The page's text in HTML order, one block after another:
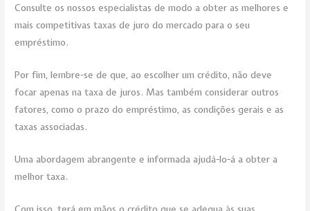
Consulte os nossos especialistas de modo a obter as melhores e
mais competitivas taxas de juro do mercado para o seu
empréstimo.
Por fim, lembre-se de que, ao escolher um crédito, não deve
focar apenas na taxa de juros. Mas também considerar outros
fatores, como o prazo do empréstimo, as condições gerais e as
taxas associadas.
Uma abordagem abrangente e informada ajudá-lo-á a obter a
melhor taxa.